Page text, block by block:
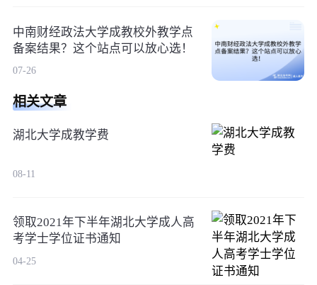
中南财经政法大学成教校外教学点
备案结果？这个站点可以放心选！
07-26
相关文章
湖北大学成教学费
08-11
领取2021年下半年湖北大学成人高
考学士学位证书通知
04-25